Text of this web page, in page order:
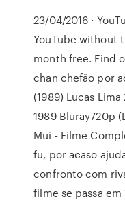
23/04/2016 ·
YouTube without
month free. Find
chan chefão por
(1989) Lucas Lima
1989 Bluray720p
Mui - Filme
fu, por acaso
confronto com
filme se passa